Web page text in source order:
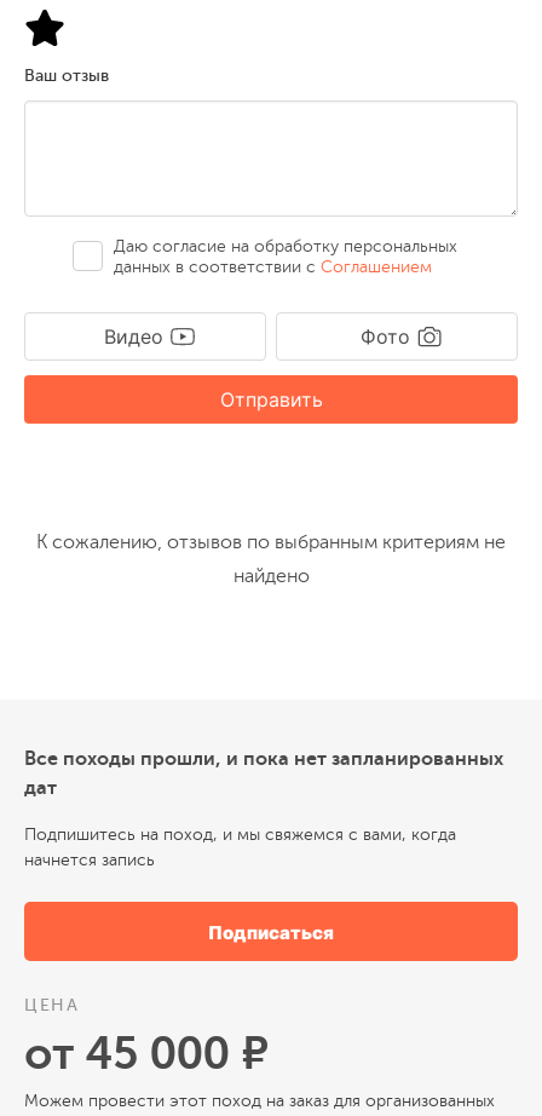
Ваш отзыв
Даю согласие на обработку персональных
данных в соответствии сСоглашением
Видео Фото
Отправить
К сожалению, отзывов по выбранным критериям не
найдено
Все походы прошли, и пока нет запланированных
дат
Подпишитесь на поход, и мы свяжемся с вами, когда
начнется запись
Подписаться
ЦЕНА
от 45 000 ₽
Можем провести этот поход на заказ для организованных